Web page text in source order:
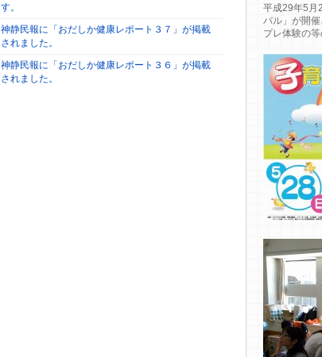
平成29年5月
バル」が開
プレ体験の
す。
神静民報に「おだしか健康レポート３７」が掲載
されました。
神静民報に「おだしか健康レポート３６」が掲載
されました。